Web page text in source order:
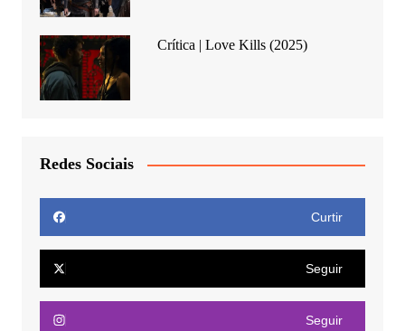
Crítica | Love Kills (2025)
Redes Sociais
Curtir
Seguir
Seguir